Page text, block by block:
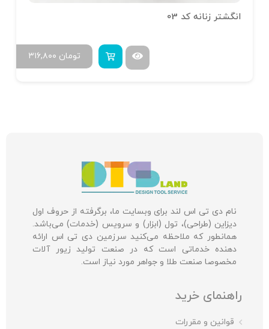
انگشتر زنانه کد 03
۳۱۶,۸۰۰ تومان
نام دی تی اس لند برای وبسایت ما، برگرفته از حروف اول
دیزاین (طراحی)، تول (ابزار) و سرویس (خدمات) می‌باشد.
همانطور که ملاحظه می‌کنید سرزمین دی تی اس ارائه
دهنده خدماتی است که در صنعت تولید زیور آلات
مخصوصا صنعت طلا و جواهر مورد نیاز است.
راهنمای خرید
قوانین و مقررات